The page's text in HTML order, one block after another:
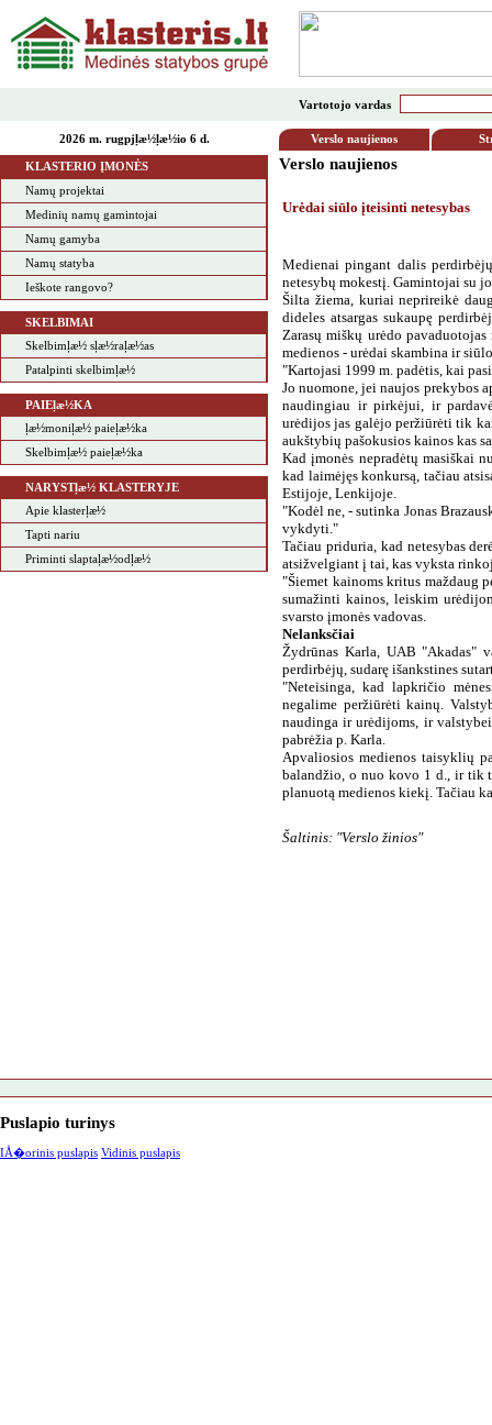
Vartotojo vardas
2026 m. rugpjļæ½ļæ½io 6 d. Verslo naujienos
KLASTERIO ĮMONĖS
Namų projektai
Medinių namų gamintojai
Namų gamyba
Namų statyba
Ieškote rangovo?
SKELBIMAI
Skelbimļæ½ sļæ½raļæ½as
Patalpinti skelbimļæ½
PAIEļæ½KA
ļæ½moniļæ½ paieļæ½ka
Skelbimļæ½ paieļæ½ka
NARYSTļæ½ KLASTERYJE
Apie klasterļæ½
Tapti nariu
Priminti slaptaļæ½odļæ½
Verslo naujienos
Urėdai siūlo įteisinti netesybas
Medienai pingant dalis
netesybų mokestį. Gamintojai su
Šilta žiema, kuriai neprireikė
dideles atsargas sukaupę
Zarasų miškų urėdo
medienos - urėdai skambina ir
"Kartojasi 1999 m. padėtis, kai
Jo nuomone, jei naujos prekybos
naudingiau ir pirkėjui, ir
urėdijos jas galėjo peržiūrėti tik
aukštybių pašokusios kainos kas
Kad įmonės nepradėtų masiškai
kad laimėjęs konkursą, tačiau
Estijoje, Lenkijoje.
"Kodėl ne, - sutinka Jonas
vykdyti."
Tačiau priduria, kad netesybas
atsižvelgiant į tai, kas vyksta
"Šiemet kainoms kritus maždaug
sumažinti kainos, leiskim
svarsto įmonės vadovas.
Nelanksčiai
Žydrūnas Karla, UAB "Akadas"
perdirbėjų, sudarę išankstines
"Neteisinga, kad lapkričio
negalime peržiūrėti kainų.
naudinga ir urėdijoms, ir
pabrėžia p. Karla.
Apvaliosios medienos taisyklių
balandžio, o nuo kovo 1 d., ir tik
planuotą medienos kiekį. Tačiau
Šaltinis: "Verslo žinios"
Puslapio turinys
IÅ�orinis puslapis Vidinis puslapis